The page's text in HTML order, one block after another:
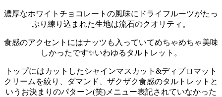
濃厚なホワイトチョコレートの風味にドライフルーツがたっ
ぷり練り込まれた生地は流石のクオリティ。
食感のアクセントにはナッツも入っていてめちゃめちゃ美味
しかったです✨いわゆるタルトレット。
トップにはカットしたシャインマスカット&ディプロマット
クリームを絞り、ダマンド、ザクザク食感のタルトレットと
いうお決まりのパターン(笑) メニュー表記されていなかった